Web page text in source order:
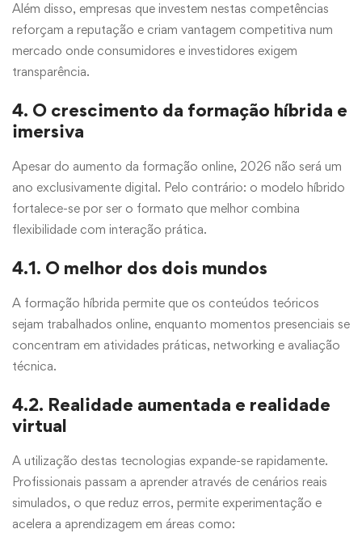
Além disso, empresas que investem nestas competências
reforçam a reputação e criam vantagem competitiva num
mercado onde consumidores e investidores exigem
transparência.
4. O crescimento da formação híbrida e
imersiva
Apesar do aumento da formação online, 2026 não será um
ano exclusivamente digital. Pelo contrário: o modelo híbrido
fortalece-se por ser o formato que melhor combina
flexibilidade com interação prática.
4.1. O melhor dos dois mundos
A formação híbrida permite que os conteúdos teóricos
sejam trabalhados online, enquanto momentos presenciais se
concentram em atividades práticas, networking e avaliação
técnica.
4.2. Realidade aumentada e realidade
virtual
A utilização destas tecnologias expande-se rapidamente.
Profissionais passam a aprender através de cenários reais
simulados, o que reduz erros, permite experimentação e
acelera a aprendizagem em áreas como: